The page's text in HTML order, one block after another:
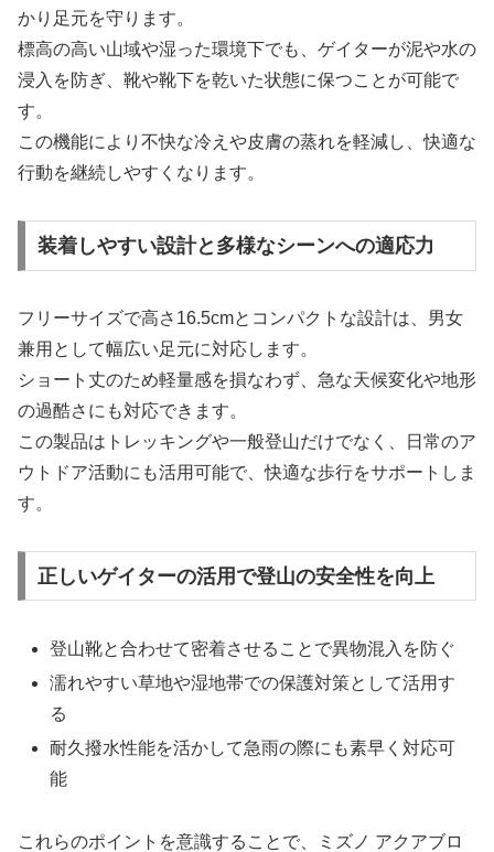
かり足元を守ります。
標高の高い山域や湿った環境下でも、ゲイターが泥や水の
浸入を防ぎ、靴や靴下を乾いた状態に保つことが可能で
す。
この機能により不快な冷えや皮膚の蒸れを軽減し、快適な
行動を継続しやすくなります。
装着しやすい設計と多様なシーンへの適応力
フリーサイズで高さ16.5cmとコンパクトな設計は、男女
兼用として幅広い足元に対応します。
ショート丈のため軽量感を損なわず、急な天候変化や地形
の過酷さにも対応できます。
この製品はトレッキングや一般登山だけでなく、日常のア
ウトドア活動にも活用可能で、快適な歩行をサポートしま
す。
正しいゲイターの活用で登山の安全性を向上
登山靴と合わせて密着させることで異物混入を防ぐ
濡れやすい草地や湿地帯での保護対策として活用す
る
耐久撥水性能を活かして急雨の際にも素早く対応可
能
これらのポイントを意識することで、ミズノ アクアブロ